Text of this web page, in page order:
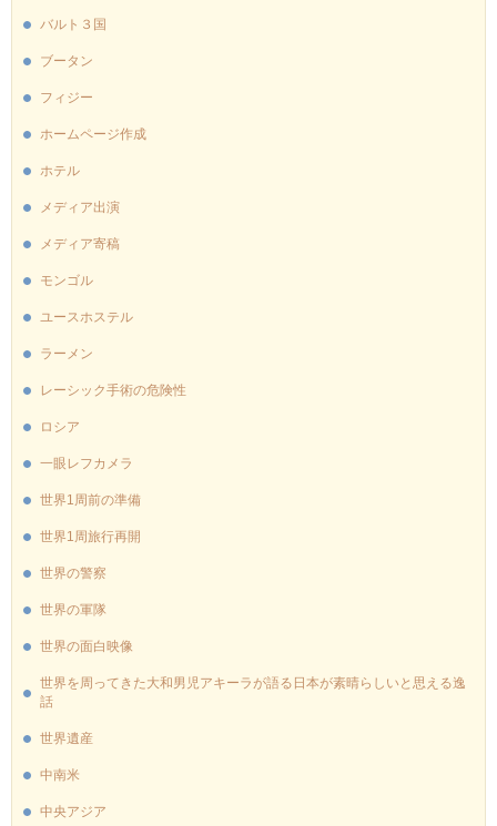
バルト３国
ブータン
フィジー
ホームページ作成
ホテル
メディア出演
メディア寄稿
モンゴル
ユースホステル
ラーメン
レーシック手術の危険性
ロシア
一眼レフカメラ
世界1周前の準備
世界1周旅行再開
世界の警察
世界の軍隊
世界の面白映像
世界を周ってきた大和男児アキーラが語る日本が素晴らしいと思える逸
話
世界遺産
中南米
中央アジア